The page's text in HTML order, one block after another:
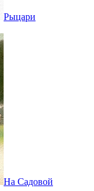
Рыцари
На Садовой